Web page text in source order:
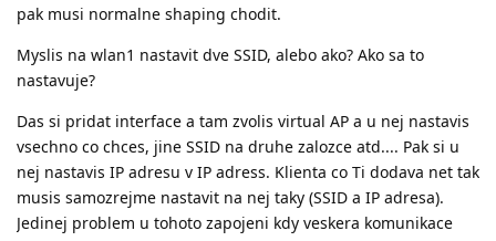
pak musi normalne shaping chodit.
Myslis na wlan1 nastavit dve SSID, alebo ako? Ako sa to
nastavuje?
Das si pridat interface a tam zvolis virtual AP a u nej nastavis
vsechno co chces, jine SSID na druhe zalozce atd.... Pak si u
nej nastavis IP adresu v IP adress. Klienta co Ti dodava net tak
musis samozrejme nastavit na nej taky (SSID a IP adresa).
Jedinej problem u tohoto zapojeni kdy veskera komunikace